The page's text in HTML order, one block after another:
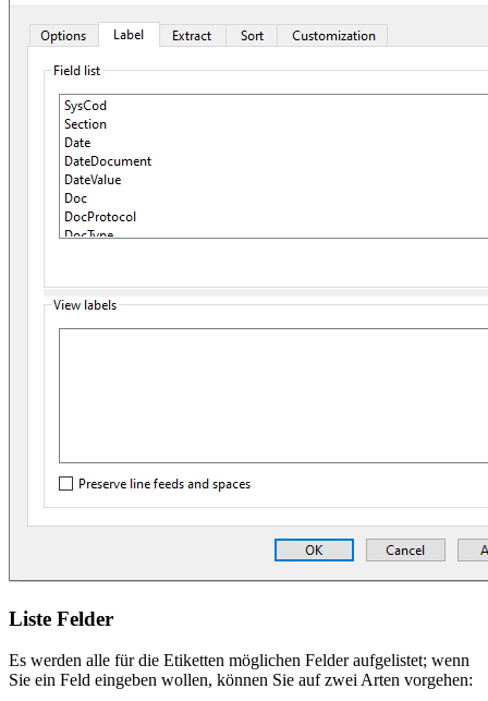
Liste Felder
Es werden alle für die Etiketten möglichen Felder aufgelistet; wenn
Sie ein Feld eingeben wollen, können Sie auf zwei Arten vorgehen: